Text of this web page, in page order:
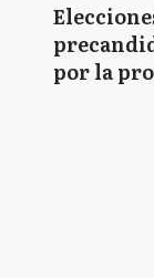
por la